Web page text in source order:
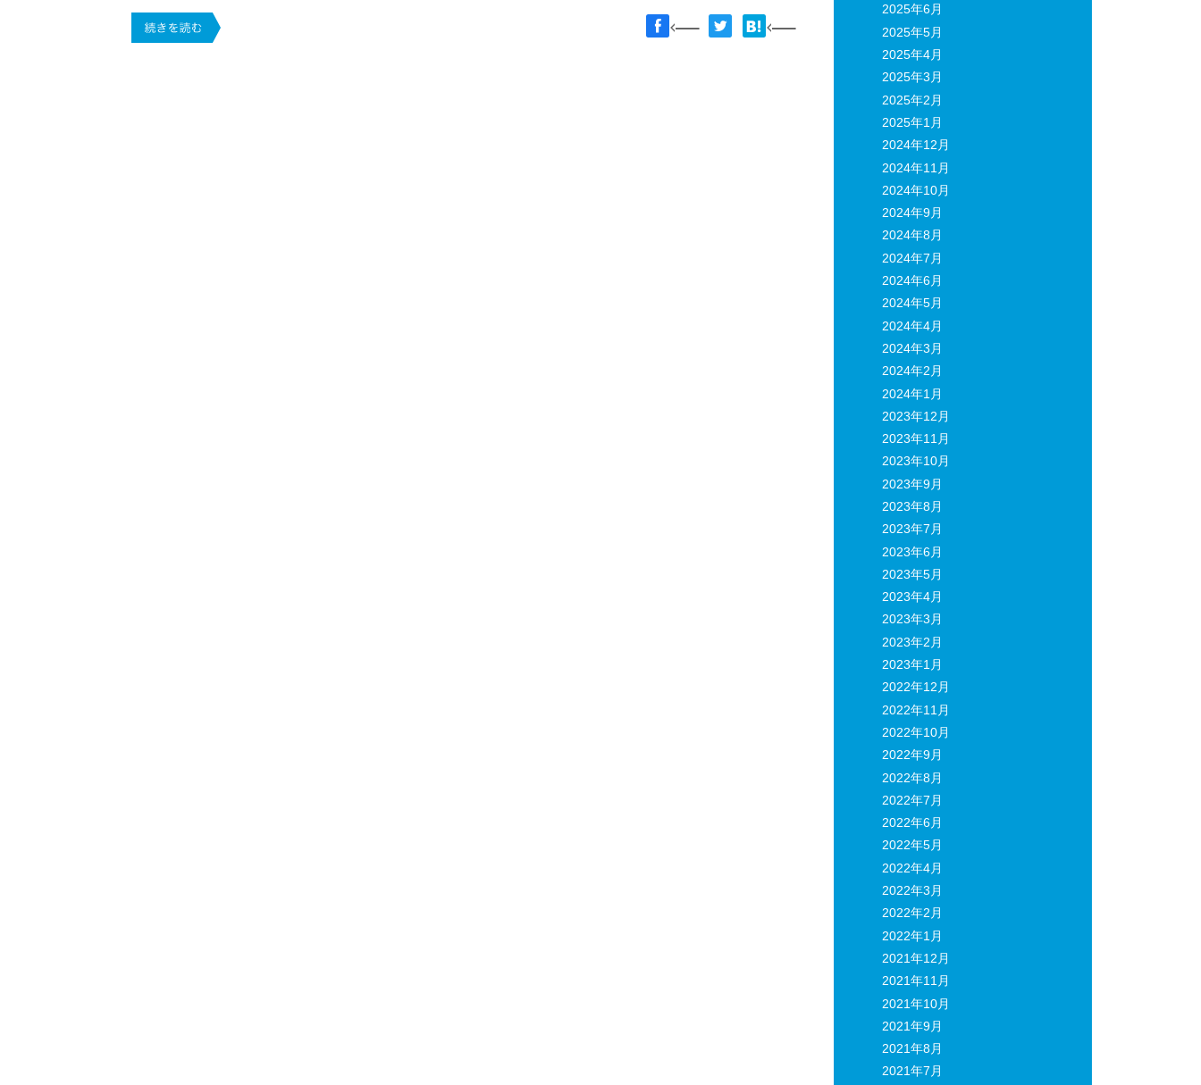
2025年6月
2025年5月
2025年4月
2025年3月
2025年2月
2025年1月
2024年12月
2024年11月
2024年10月
2024年9月
2024年8月
2024年7月
2024年6月
2024年5月
2024年4月
2024年3月
2024年2月
2024年1月
2023年12月
2023年11月
2023年10月
2023年9月
2023年8月
2023年7月
2023年6月
2023年5月
2023年4月
2023年3月
2023年2月
2023年1月
2022年12月
2022年11月
2022年10月
2022年9月
2022年8月
2022年7月
2022年6月
2022年5月
2022年4月
2022年3月
2022年2月
2022年1月
2021年12月
2021年11月
2021年10月
2021年9月
2021年8月
2021年7月